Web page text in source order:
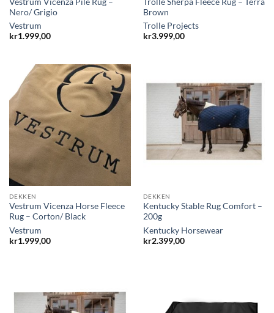
Nero/ Grigio
Vestrum
kr1.999,00
Brown
Trolle Projects
kr3.999,00
DEKKEN
Vestrum Vicenza Horse Fleece
Rug – Corton/ Black
Vestrum
kr1.999,00
DEKKEN
Kentucky Stable Rug Comfort –
200g
Kentucky Horsewear
kr2.399,00